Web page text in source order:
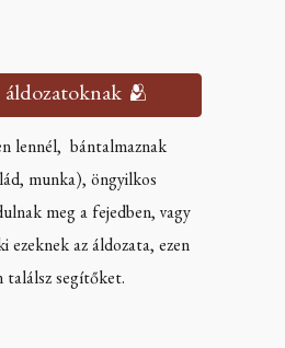
áldozatoknak 🫂
lennél, bántalmaznak
munka), öngyilkos
meg a fejedben, vagy
ezeknek az áldozata, ezen
találsz segítőket.